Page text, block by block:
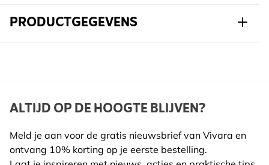
vlinders. Na de bloei kunnen zaden vormen, die
vogels of wind verspreiden. Laat de bloemstengels
weg om ongewenste uitzaai te beperken. In de winter
verschijnt een nieuwe rozet.
Voordelen voor Wilde Dieren:
Een belangrijke nectarbron voor bestuivers in de
PRODUCTGEGEVENS
Merk Kwekerij Verhoeven
Breedte 147 mm
Lengte 115 mm
ALTIJD OP DE HOOGTE BLIJVEN?
Meld je aan voor de gratis nieuwsbrief van Vivara en
ontvang 10% korting op je eerste bestelling.